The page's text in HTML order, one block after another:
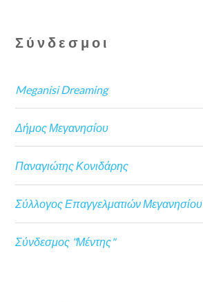
Σύνδεσμοι
Meganisi Dreaming
Δήμος Μεγανησίου
Παναγιώτης Κονιδάρης
Σύλλογος Επαγγελματιών Μεγανησίου
Σύνδεσμος "Μέντης"